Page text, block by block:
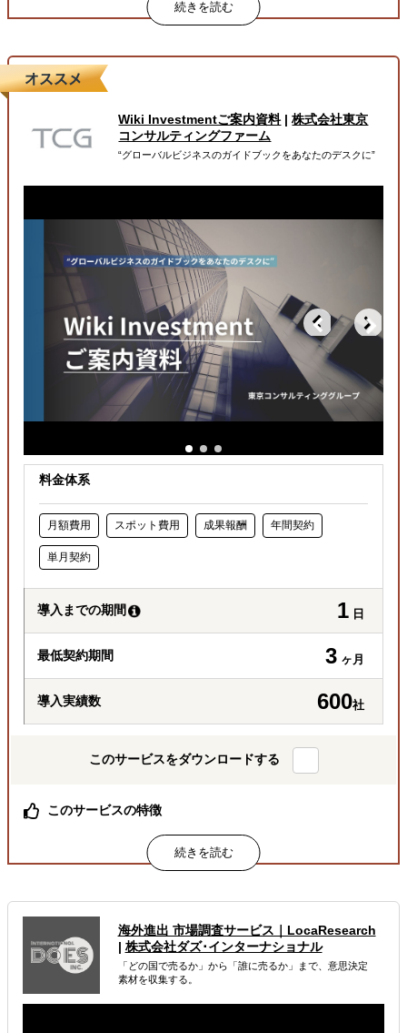
月額定額で、商社機能を “まるごと”一括代行
属するジャンル
海外進出総合支援 販路拡大（営業代行・販売代理店探し）
輸出入・貿易・通関
どの国に進出するべきか決めたい
自社商材の現地でのニーズを知りたい
許認可や規制調査など輸出／販売の準備をしたい
Wiki Investmentご案内資料|株式会社東京
コンサルティングファーム
“グローバルビジネスのガイドブックをあなたのデスクに”
料金体系
月額費用 スポット費用 成果報酬 年間契約
単月契約
導入までの期間 1 日
最低契約期間 3 ヶ月
導入実績数 600社
このサービスをダウンロードする
このサービスの特徴
海外実務の情報が一気に収集できる！
海外税務・会計
解決できる課題
どの国に進出するべきか決めたい
海外進出 市場調査サービス｜LocaResearch
| 株式会社ダズ･インターナショナル
「どの国で売るか」から「誰に売るか」まで、意思決定
素材を収集する。